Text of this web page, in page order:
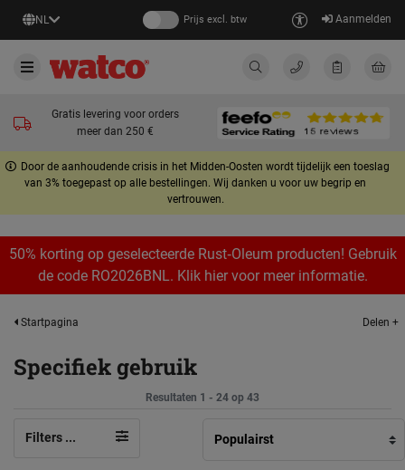
NL Prijs excl. btw Aanmelden
Gratis levering voor orders
meer dan 250 €
Door de aanhoudende crisis in het Midden-Oosten wordt tijdelijk een toeslag
van 3% toegepast op alle bestellingen. Wij danken u voor uw begrip en
vertrouwen.
50% korting op geselecteerde Rust‑Oleum producten! Gebruik
de code RO2026BNL. Klik hier voor meer informatie.
Startpagina Delen +
Specifiek gebruik
Resultaten 1 - 24 op 43
Filters ...